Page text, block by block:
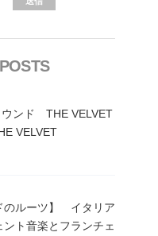
ウンド THE VELVET
VELVET
のルーツ】 イタリア
ント音楽とフランチェ